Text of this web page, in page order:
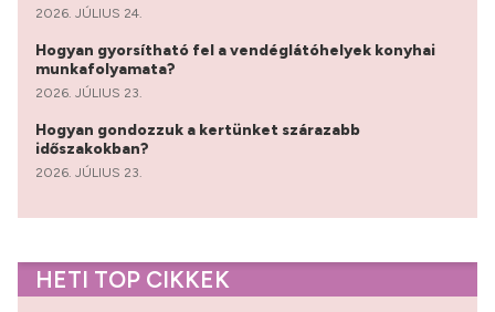
2026. JÚLIUS 24.
Hogyan gyorsítható fel a vendéglátóhelyek konyhai
munkafolyamata?
2026. JÚLIUS 23.
Hogyan gondozzuk a kertünket szárazabb
időszakokban?
2026. JÚLIUS 23.
HETI TOP CIKKEK